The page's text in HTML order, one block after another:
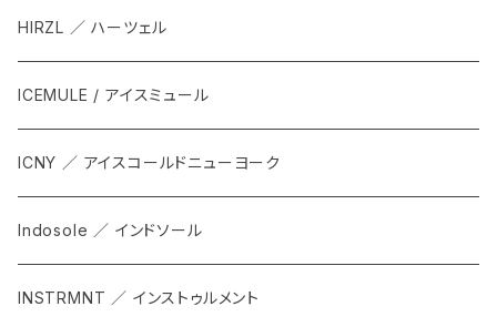
HIRZL ／ ハーツェル
ICEMULE / アイスミュール
ICNY ／ アイスコールドニューヨーク
Indosole ／ インドソール
INSTRMNT ／ インストゥルメント